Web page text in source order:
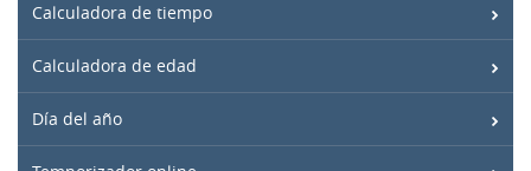
Calculadora de tiempo
Calculadora de edad
Día del año